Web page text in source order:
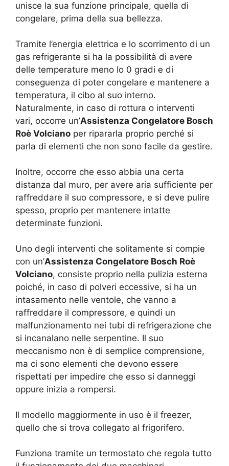
unisce la sua funzione principale, quella di
congelare, prima della sua bellezza.
Tramite l’energia elettrica e lo scorrimento di un
gas refrigerante si ha la possibilità di avere
delle temperature meno lo 0 gradi e di
conseguenza di poter congelare e mantenere a
temperatura, il cibo al suo interno.
Naturalmente, in caso di rottura o interventi
vari, occorre un’Assistenza Congelatore Bosch
Roè Volciano per ripararla proprio perché si
parla di elementi che non sono facile da gestire.
Inoltre, occorre che esso abbia una certa
distanza dal muro, per avere aria sufficiente per
raffreddare il suo compressore, e si deve pulire
spesso, proprio per mantenere intatte
determinate funzioni.
Uno degli interventi che solitamente si compie
con un’Assistenza Congelatore Bosch Roè
Volciano, consiste proprio nella pulizia esterna
poiché, in caso di polveri eccessive, si ha un
intasamento nelle ventole, che vanno a
raffreddare il compressore, e quindi un
malfunzionamento nei tubi di refrigerazione che
si incanalano nelle serpentine. Il suo
meccanismo non è di semplice comprensione,
ma ci sono elementi che devono essere
rispettati per impedire che esso si danneggi
oppure inizia a rompersi.
Il modello maggiormente in uso è il freezer,
quello che si trova collegato al frigorifero.
Funziona tramite un termostato che regola tutto